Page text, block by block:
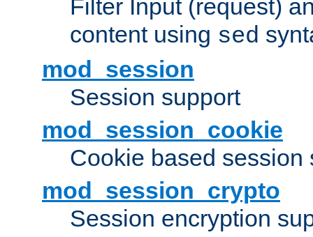
Filter Input (request)
content using sed
mod_session
Session support
mod_session_cookie
Cookie based session
mod_session_crypto
Session encryption